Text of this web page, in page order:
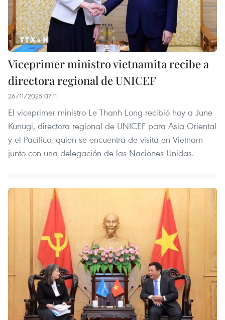
Viceprimer ministro vietnamita recibe a
directora regional de UNICEF
26/11/2025 07:11
El viceprimer ministro Le Thanh Long recibió hoy a June
Kunugi, directora regional de UNICEF para Asia Oriental
y el Pacífico, quien se encuentra de visita en Vietnam
junto con una delegación de las Naciones Unidas.